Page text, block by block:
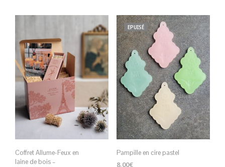
Les
être
sur
du
Coffret Allume-Feux en
laine de bois –
EPUISÉ
Pampille en cire pastel
8,00€